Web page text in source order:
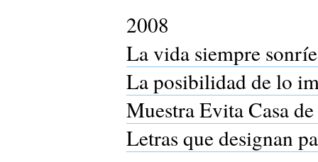
2008
La vida siempre
La posibilidad de lo
Muestra Evita Casa
Letras que designan